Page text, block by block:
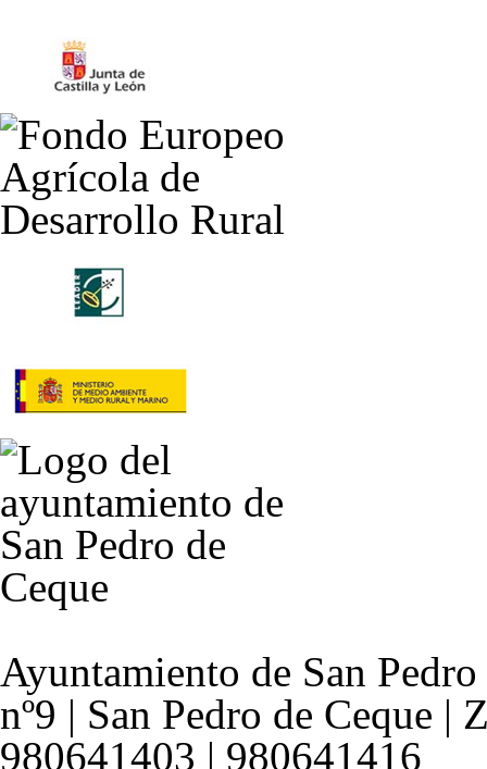
Ayuntamiento de San
nº9 | San Pedro de Ceque |
980641403 | 980641416